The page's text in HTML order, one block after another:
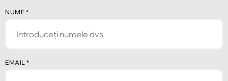
NUME *
EMAIL *